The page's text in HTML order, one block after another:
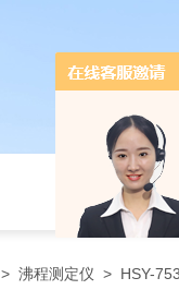
> 沸程测定仪 > HSY-